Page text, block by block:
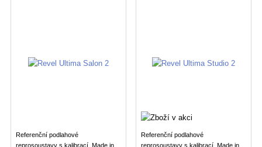
Referenční podlahové
reprosoustavy s kalibrací, Made in
Referenční podlahové
reprosoustavy s kalibrací, Made in